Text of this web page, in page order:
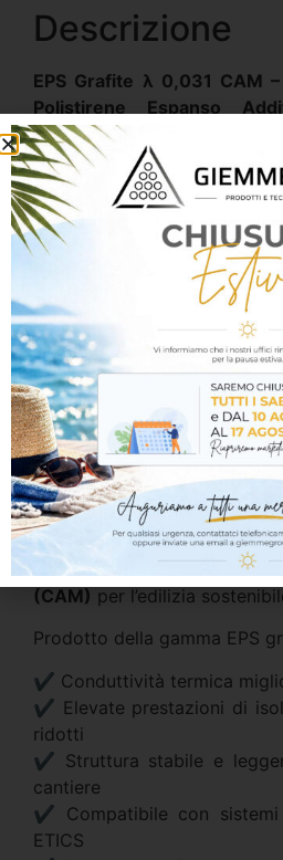
Descrizione
EPS Grafite λ 0,031 CAM
Polistirene Espanso
Cappotto Termico e/o
carichi elevati.
Massima efficienza
Isolamento evoluto certificato
EPS Grafite λ 0,031 CAMè
polistirene espanso
con grafite, progettato
prestazioni termiche con
0,031 W/mK).
Grazie alla presenza
capacità isolante rispetto
permettendo di ottenere
con minori spessori,
energetiche dell’edificio.
Prodotto idoneo ai
(CAM) per l’edilizia
Prodotto della gamma EPS
✔ Conduttività termica
✔ Elevate prestazioni di
ridotti
✔ Struttura stabile e
cantiere
✔ Compatibile con
ETICS